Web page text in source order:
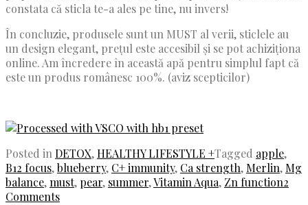
constata că sticla te-a ales pe tine, nu invers!
În concluzie, produsele sunt un MUST al verii, sticlele au
un design elegant, prețul este accesibil și se pot achiziționa
online. Am încredere în această apă pentru simplul fapt că
este un produs românesc 100%. (aviz scepticilor)
Posted in DETOX,HEALTHY LIFESTYLE +Tagged apple,
B12 focus,blueberry, C+ immunity, Ca strength, Merlin, Mg
balance,must, pear, summer,Vitamin Aqua, Zn function2
Comments